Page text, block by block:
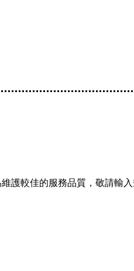
護較佳的服務品質，敬請輸